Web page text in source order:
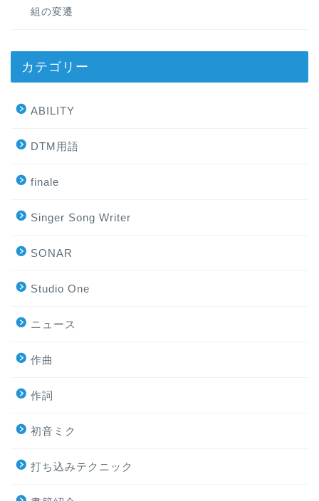
組の変遷
カテゴリー
ABILITY
DTM用語
finale
Singer Song Writer
SONAR
Studio One
ニュース
作曲
作詞
初音ミク
打ち込みテクニック